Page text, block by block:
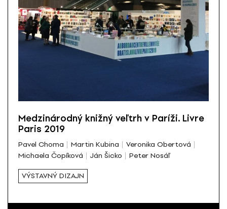
Medzinárodný knižný veľtrh v Paríži. Livre
Paris 2019
Pavel Choma Martin Kubina
Veronika Obertová
Michaela Čopíková
Ján Šicko Peter Nosáľ
VÝSTAVNÝ DIZAJN